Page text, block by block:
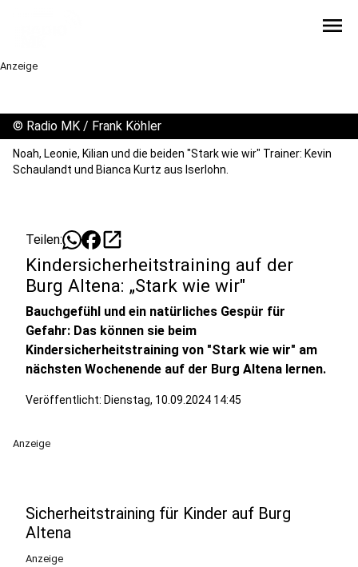
menu
Anzeige
© Radio MK / Frank Köhler
Noah, Leonie, Kilian und die beiden "Stark wie wir" Trainer: Kevin
Schaulandt und Bianca Kurtz aus Iserlohn.
Teilen: open_in_new
Kindersicherheitstraining auf der
Burg Altena: „Stark wie wir"
Bauchgefühl und ein natürliches Gespür für
Gefahr: Das können sie beim
Kindersicherheitstraining von "Stark wie wir" am
nächsten Wochenende auf der Burg Altena lernen.
Veröffentlicht: Dienstag, 10.09.2024 14:45
Anzeige
Sicherheitstraining für Kinder auf Burg
Altena
Anzeige